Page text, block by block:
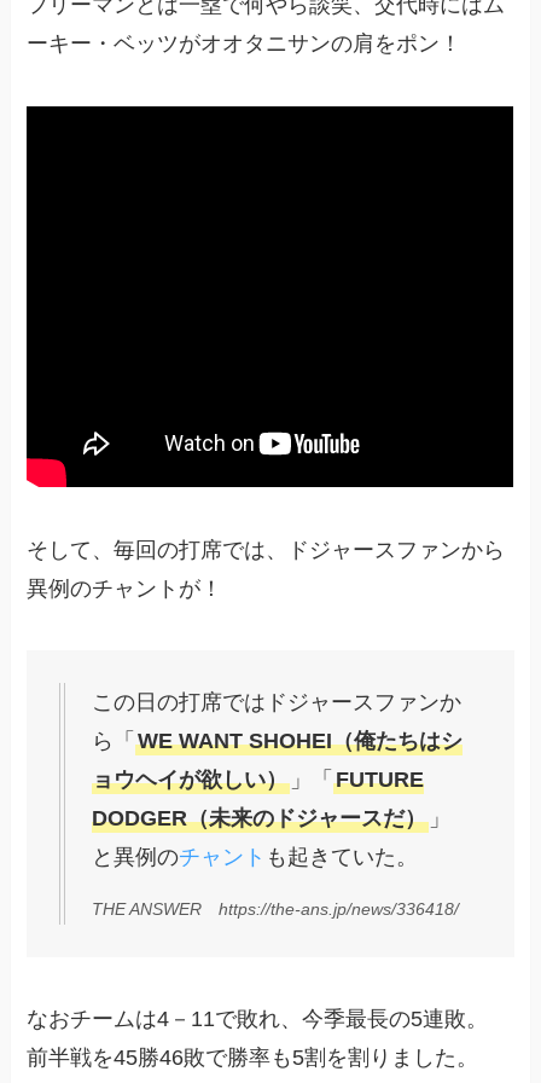
ーキー・ベッツがオオタニサンの肩をポン！
そして、毎回の打席では、ドジャースファンから
異例のチャントが！
この日の打席ではドジャースファンか
ら「WE WANT SHOHEI（俺たちはシ
ョウヘイが欲しい） 」「FUTURE
DODGER（未来のドジャースだ） 」
と異例のチャント も起きていた。
THE ANSWER https://the-ans.jp/news/336418/
なおチームは4－11で敗れ、今季最長の5連敗。
前半戦を45勝46敗で勝率も5割を割りました。